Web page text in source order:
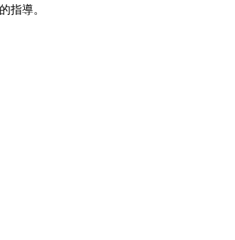
指導。